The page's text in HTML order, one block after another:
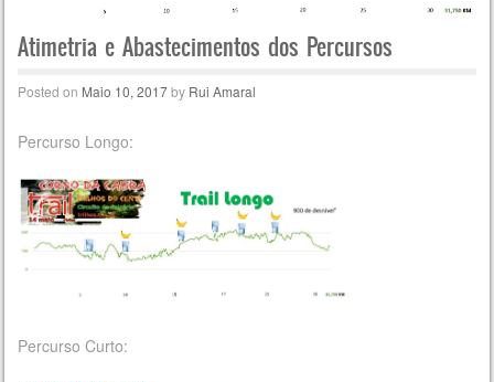
Atimetria e Abastecimentos dos Percursos
Posted on Maio 10, 2017by Rui Amaral
Percurso Longo:
Percurso Curto: